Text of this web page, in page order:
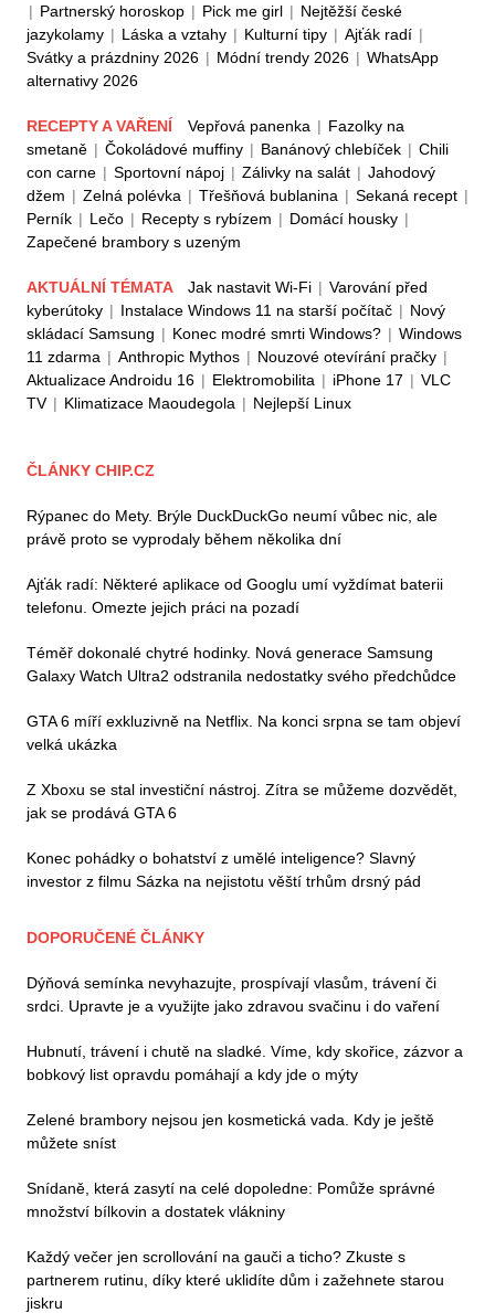
| Partnerský horoskop | Pick me girl | Nejtěžší české
jazykolamy | Láska a vztahy | Kulturní tipy | Ajťák radí |
Svátky a prázdniny 2026 | Módní trendy 2026 | WhatsApp
alternativy 2026
RECEPTY A VAŘENÍ Vepřová panenka | Fazolky na
smetaně | Čokoládové muffiny | Banánový chlebíček | Chili
con carne | Sportovní nápoj | Zálivky na salát | Jahodový
džem | Zelná polévka | Třešňová bublanina | Sekaná recept |
Perník | Lečo | Recepty s rybízem | Domácí housky |
Zapečené brambory s uzeným
AKTUÁLNÍ TÉMATA Jak nastavit Wi-Fi | Varování před
kyberútoky | Instalace Windows 11 na starší počítač | Nový
skládací Samsung | Konec modré smrti Windows? | Windows
11 zdarma | Anthropic Mythos | Nouzové otevírání pračky |
Aktualizace Androidu 16 | Elektromobilita | iPhone 17 | VLC
TV | Klimatizace Maoudegola | Nejlepší Linux
ČLÁNKY CHIP.CZ
Rýpanec do Mety. Brýle DuckDuckGo neumí vůbec nic, ale
právě proto se vyprodaly během několika dní
Ajťák radí: Některé aplikace od Googlu umí vyždímat baterii
telefonu. Omezte jejich práci na pozadí
Téměř dokonalé chytré hodinky. Nová generace Samsung
Galaxy Watch Ultra2 odstranila nedostatky svého předchůdce
GTA 6 míří exkluzivně na Netflix. Na konci srpna se tam objeví
velká ukázka
Z Xboxu se stal investiční nástroj. Zítra se můžeme dozvědět,
jak se prodává GTA 6
Konec pohádky o bohatství z umělé inteligence? Slavný
investor z filmu Sázka na nejistotu věští trhům drsný pád
DOPORUČENÉ ČLÁNKY
Dýňová semínka nevyhazujte, prospívají vlasům, trávení či
srdci. Upravte je a využijte jako zdravou svačinu i do vaření
Hubnutí, trávení i chutě na sladké. Víme, kdy skořice, zázvor a
bobkový list opravdu pomáhají a kdy jde o mýty
Zelené brambory nejsou jen kosmetická vada. Kdy je ještě
můžete sníst
Snídaně, která zasytí na celé dopoledne: Pomůže správné
množství bílkovin a dostatek vlákniny
Každý večer jen scrollování na gauči a ticho? Zkuste s
partnerem rutinu, díky které uklidíte dům i zažehnete starou
jiskru